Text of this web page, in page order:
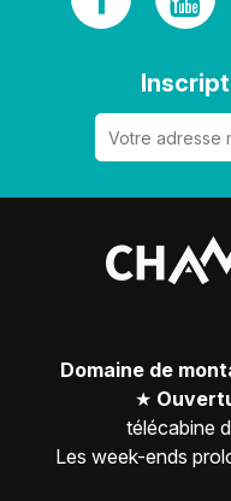
Domaine de
★
télécabine
Les week-ends